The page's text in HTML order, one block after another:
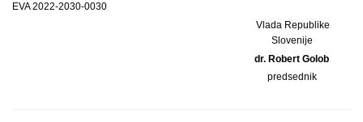
EVA 2022-2030-0030
Vlada Republike
Slovenije
dr. Robert Golob
predsednik